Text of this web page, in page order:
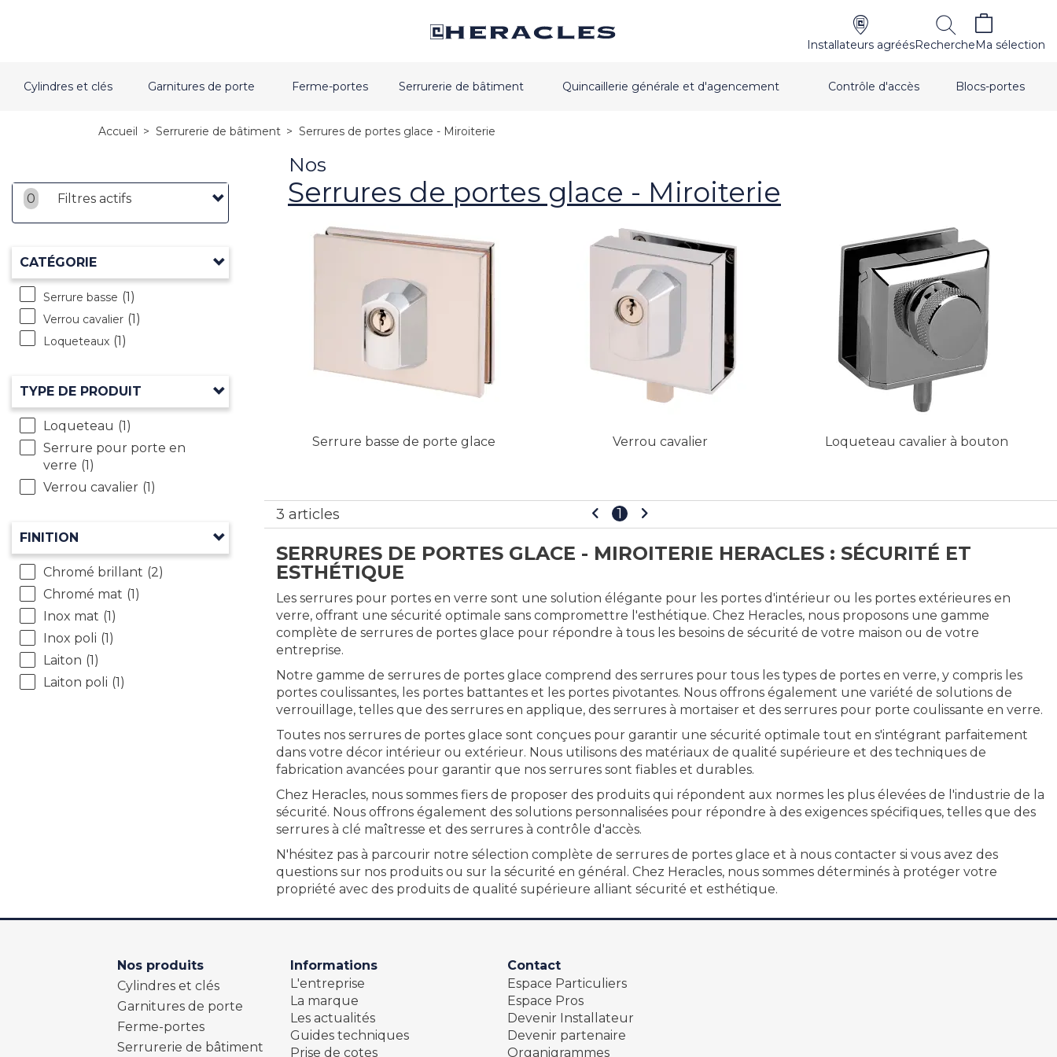
Installateurs agréésRechercheMa sélection
Cylindres et clés Garnitures de porte Ferme-portes Serrurerie de bâtiment Quincaillerie générale et d'agencement Contrôle d'accès Blocs-portes
Accueil > Serrurerie de bâtiment > Serrures de portes glace - Miroiterie
0 Filtres actifs
CATÉGORIE
Serrure basse (1)
Verrou cavalier (1)
Loqueteaux (1)
TYPE DE PRODUIT
Loqueteau (1)
Serrure pour porte en
verre (1)
Verrou cavalier (1)
FINITION
Chromé brillant (2)
Chromé mat (1)
Inox mat (1)
Inox poli (1)
Laiton (1)
Laiton poli (1)
Nos
Serrures de portes glace - Miroiterie
Serrure basse de porte glace Verrou cavalier Loqueteau cavalier à bouton
3 articles 1
SERRURES DE PORTES GLACE - MIROITERIE HERACLES : SÉCURITÉ ET
ESTHÉTIQUE
Les serrures pour portes en verre sont une solution élégante pour les portes d'intérieur ou les portes extérieures en
verre, offrant une sécurité optimale sans compromettre l'esthétique. Chez Heracles, nous proposons une gamme
complète de serrures de portes glace pour répondre à tous les besoins de sécurité de votre maison ou de votre
entreprise.
Notre gamme de serrures de portes glace comprend des serrures pour tous les types de portes en verre, y compris les
portes coulissantes, les portes battantes et les portes pivotantes. Nous offrons également une variété de solutions de
verrouillage, telles que des serrures en applique, des serrures à mortaiser et des serrures pour porte coulissante en verre.
Toutes nos serrures de portes glace sont conçues pour garantir une sécurité optimale tout en s'intégrant parfaitement
dans votre décor intérieur ou extérieur. Nous utilisons des matériaux de qualité supérieure et des techniques de
fabrication avancées pour garantir que nos serrures sont fiables et durables.
Chez Heracles, nous sommes fiers de proposer des produits qui répondent aux normes les plus élevées de l'industrie de la
sécurité. Nous offrons également des solutions personnalisées pour répondre à des exigences spécifiques, telles que des
serrures à clé maîtresse et des serrures à contrôle d'accès.
N'hésitez pas à parcourir notre sélection complète de serrures de portes glace et à nous contacter si vous avez des
questions sur nos produits ou sur la sécurité en général. Chez Heracles, nous sommes déterminés à protéger votre
propriété avec des produits de qualité supérieure alliant sécurité et esthétique.
Nos produits
Cylindres et clés
Garnitures de porte
Ferme-portes
Serrurerie de bâtiment
Informations
L'entreprise
La marque
Les actualités
Guides techniques
Prise de cotes
Contact
Espace Particuliers
Espace Pros
Devenir Installateur
Devenir partenaire
Organigrammes